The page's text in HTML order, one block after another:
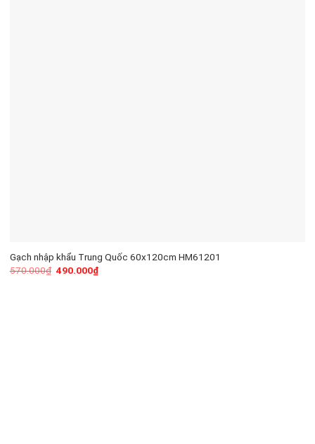
Gạch nhập khẩu Trung Quốc 60x120cm HM61201
570.000₫ 490.000₫